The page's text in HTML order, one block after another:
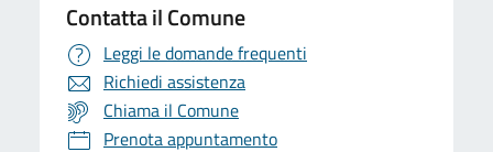
Contatta il Comune
Leggi le domande frequenti
Richiedi assistenza
Chiama il Comune
Prenota appuntamento